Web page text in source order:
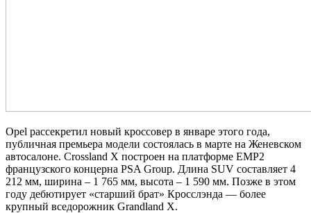
Opel рассекретил новый кроссовер в январе этого года,
публичная премьера модели состоялась в марте на Женевском
автосалоне. Crossland X построен на платформе EMP2
французского концерна PSA Group. Длина SUV составляет 4
212 мм, ширина – 1 765 мм, высота – 1 590 мм. Позже в этом
году дебютирует «старший брат» Кросслэнда — более
крупный вседорожник Grandland X.